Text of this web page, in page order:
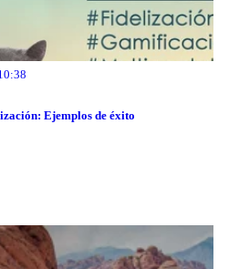
Ejemplos de éxito